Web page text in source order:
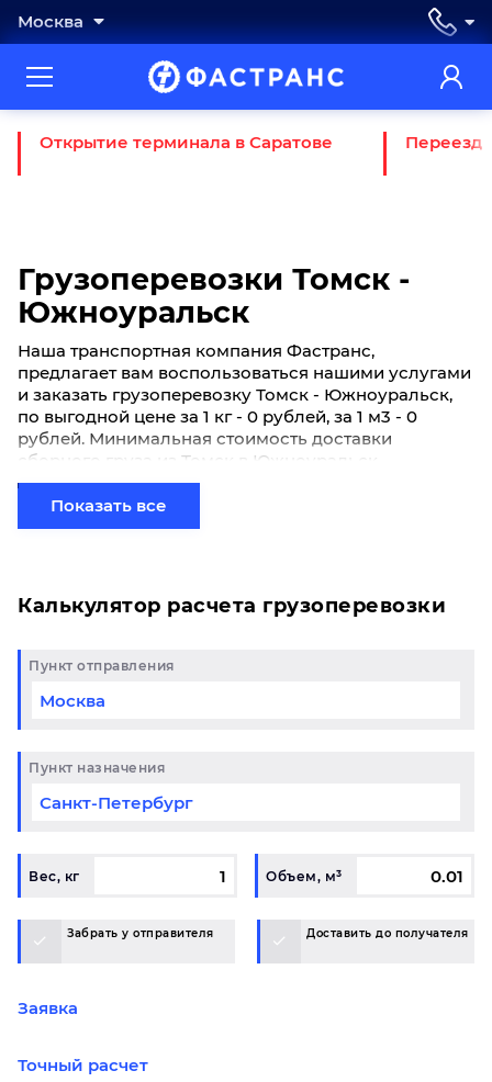
Москва
Открытие терминала в Саратове Переезд
Грузоперевозки Томск -
Южноуральск
Наша транспортная компания Фастранс,
предлагает вам воспользоваться нашими услугами
и заказать грузоперевозку Томск - Южноуральск,
по выгодной цене за 1 кг - 0 рублей, за 1 м3 - 0
рублей. Минимальная стоимость доставки
сборного груза из Томск в Южноуральск
начинается от 0 рублей. Если вы хотите отправить
свой груз сборной партией по готовому маршруту
в Южноуральск и у вас возникли вопросы,
Показать все
Калькулятор расчета грузоперевозки
Пункт отправления
Пункт назначения
Вес, кг Объем, м³
Забрать у отправителя Доставить до получателя
Заявка
Точный расчет